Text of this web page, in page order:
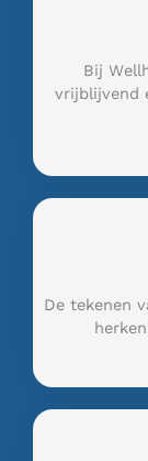
Bij
vrijblijvend
De tekenen